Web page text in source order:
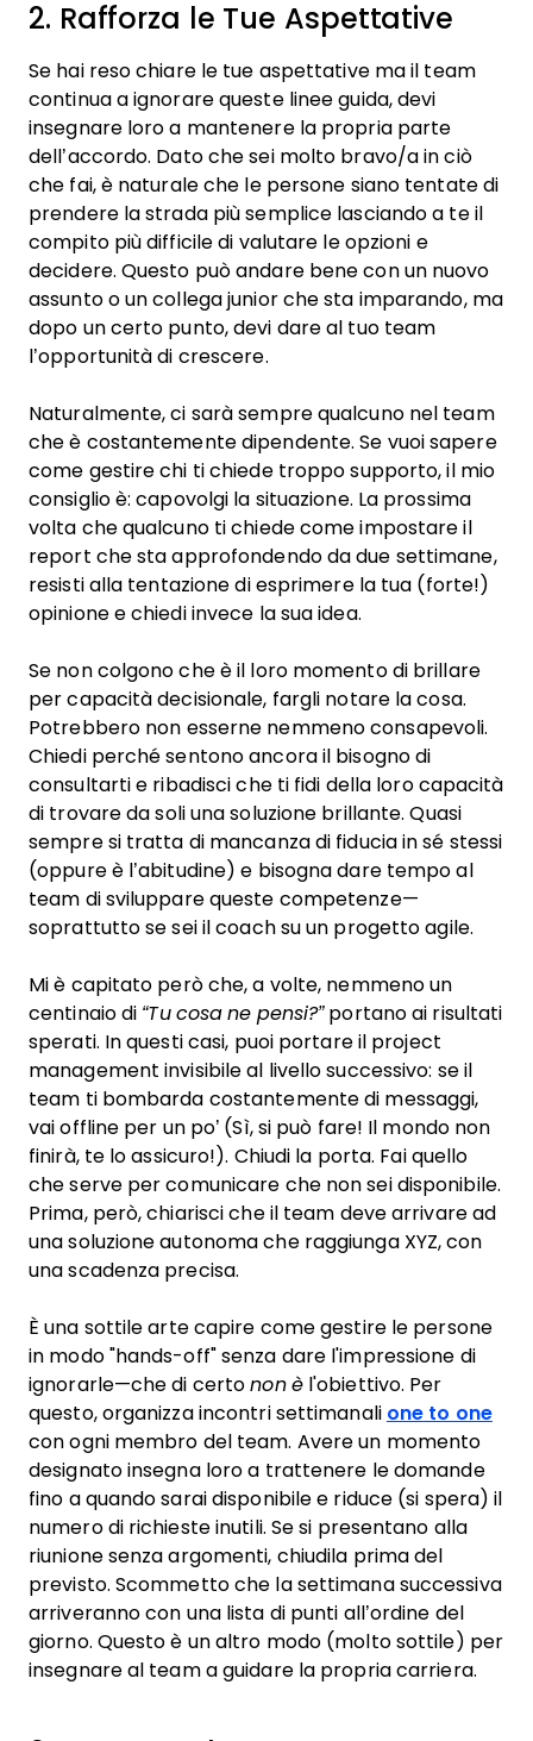
2. Rafforza le Tue Aspettative
Se hai reso chiare le tue aspettative ma il team
continua a ignorare queste linee guida, devi
insegnare loro a mantenere la propria parte
dell’accordo. Dato che sei molto bravo/a in ciò
che fai, è naturale che le persone siano tentate di
prendere la strada più semplice lasciando a te il
compito più difficile di valutare le opzioni e
decidere. Questo può andare bene con un nuovo
assunto o un collega junior che sta imparando, ma
dopo un certo punto, devi dare al tuo team
l’opportunità di crescere.
Naturalmente, ci sarà sempre qualcuno nel team
che è costantemente dipendente. Se vuoi sapere
come gestire chi ti chiede troppo supporto, il mio
consiglio è: capovolgi la situazione. La prossima
volta che qualcuno ti chiede come impostare il
report che sta approfondendo da due settimane,
resisti alla tentazione di esprimere la tua (forte!)
opinione e chiedi invece la sua idea.
Se non colgono che è il loro momento di brillare
per capacità decisionale, fargli notare la cosa.
Potrebbero non esserne nemmeno consapevoli.
Chiedi perché sentono ancora il bisogno di
consultarti e ribadisci che ti fidi della loro capacità
di trovare da soli una soluzione brillante. Quasi
sempre si tratta di mancanza di fiducia in sé stessi
(oppure è l’abitudine) e bisogna dare tempo al
team di sviluppare queste competenze—
soprattutto se sei il coach su un progetto agile.
Mi è capitato però che, a volte, nemmeno un
centinaio di “Tu cosa ne pensi?”portano ai risultati
sperati. In questi casi, puoi portare il project
management invisibile al livello successivo: se il
team ti bombarda costantemente di messaggi,
vai offline per un po’ (Sì, si può fare! Il mondo non
finirà, te lo assicuro!). Chiudi la porta. Fai quello
che serve per comunicare che non sei disponibile.
Prima, però, chiarisci che il team deve arrivare ad
una soluzione autonoma che raggiunga XYZ, con
una scadenza precisa.
È una sottile arte capire come gestire le persone
in modo "hands-off" senza dare l'impressione di
ignorarle—che di certonon èl'obiettivo. Per
questo, organizza incontri settimanali one to one
con ogni membro del team. Avere un momento
designato insegna loro a trattenere le domande
fino a quando sarai disponibile e riduce (si spera) il
numero di richieste inutili. Se si presentano alla
riunione senza argomenti, chiudila prima del
previsto. Scommetto che la settimana successiva
arriveranno con una lista di punti all’ordine del
giorno. Questo è un altro modo (molto sottile) per
insegnare al team a guidare la propria carriera.